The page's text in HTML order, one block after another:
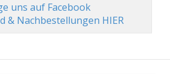
uns auf Facebook
& Nachbestellungen HIER